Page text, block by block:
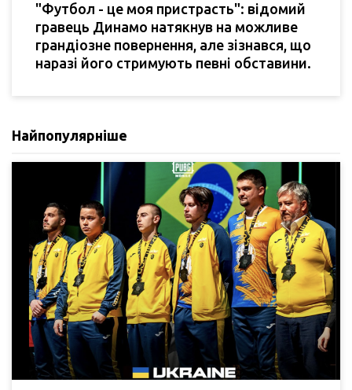
"Футбол - це моя пристрасть": відомий
гравець Динамо натякнув на можливе
грандіозне повернення, але зізнався, що
наразі його стримують певні обставини.
Найпопулярніше